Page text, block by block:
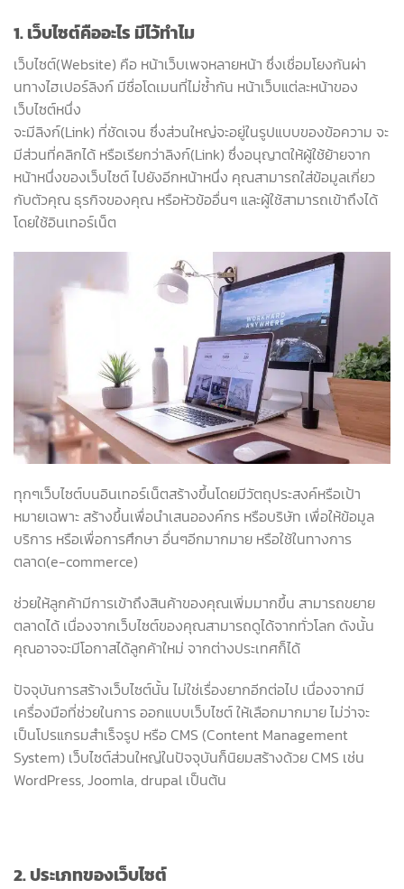
1. เว็บไซต์คืออะไร มีไว้ทำไม
เว็บไซต์(Website) คือ หน้าเว็บเพจหลายหน้า ซึ่งเชื่อมโยงกันผ่า
นทางไฮเปอร์ลิงก์ มีชื่อโดเมนที่ไม่ซ้ำกัน หน้าเว็บแต่ละหน้าของ
เว็บไซต์หนึ่ง
จะมีลิงก์(Link) ที่ชัดเจน ซึ่งส่วนใหญ่จะอยู่ในรูปแบบของข้อความ จะ
มีส่วนที่คลิกได้ หรือเรียกว่าลิงก์(Link) ซึ่งอนุญาตให้ผู้ใช้ย้ายจาก
หน้าหนึ่งของเว็บไซต์ ไปยังอีกหน้าหนึ่ง คุณสามารถใส่ข้อมูลเกี่ยว
กับตัวคุณ ธุรกิจของคุณ หรือหัวข้ออื่นๆ และผู้ใช้สามารถเข้าถึงได้
โดยใช้อินเทอร์เน็ต
ทุกๆเว็บไซต์บนอินเทอร์เน็ตสร้างขึ้นโดยมีวัตถุประสงค์หรือเป้า
หมายเฉพาะ สร้างขึ้นเพื่อนำเสนอองค์กร หรือบริษัท เพื่อให้ข้อมูล
บริการ หรือเพื่อการศึกษา อื่นๆอีกมากมาย หรือใช้ในทางการ
ตลาด(e-commerce)
ช่วยให้ลูกค้ามีการเข้าถึงสินค้าของคุณเพิ่มมากขึ้น สามารถขยาย
ตลาดได้ เนื่องจากเว็บไซต์ของคุณสามารถดูได้จากทั่วโลก ดังนั้น
คุณอาจจะมีโอกาสได้ลูกค้าใหม่ จากต่างประเทศก็ได้
ปัจจุบันการสร้างเว็บไซต์นั้น ไม่ใช่เรื่องยากอีกต่อไป เนื่องจากมี
เครื่องมือที่ช่วยในการ ออกแบบเว็บไซต์ ให้เลือกมากมาย ไม่ว่าจะ
เป็นโปรแกรมสำเร็จรูป หรือ CMS (Content Management
System) เว็บไซต์ส่วนใหญ่ในปัจจุบันก็นิยมสร้างด้วย CMS เช่น
WordPress, Joomla, drupal เป็นต้น
2. ประเภทของเว็บไซต์